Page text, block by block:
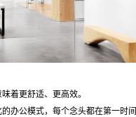
着更舒适、更高效。
办公模式，每个念头都在第一时